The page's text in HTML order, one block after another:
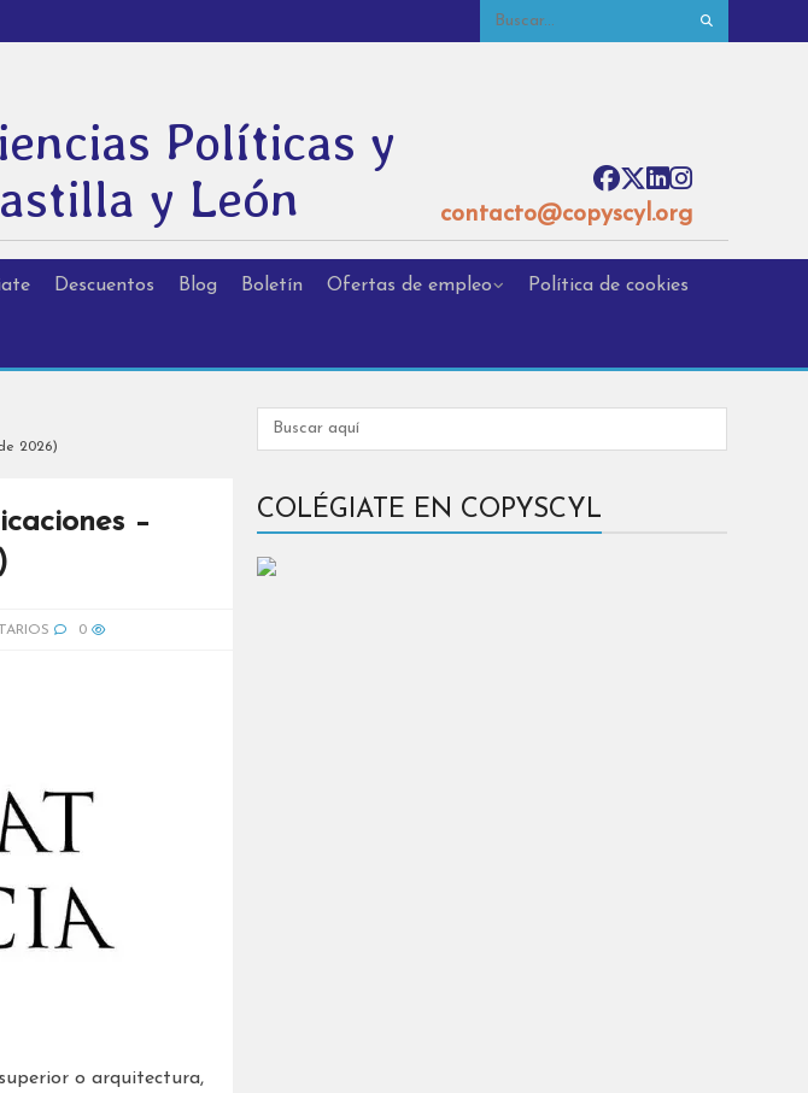
Políticas y
y León
contacto@copyscyl.org
Descuentos Blog Boletín Ofertas de empleo Política de cookies
2026)
–
0
o arquitectura,
COLÉGIATE EN COPYSCYL